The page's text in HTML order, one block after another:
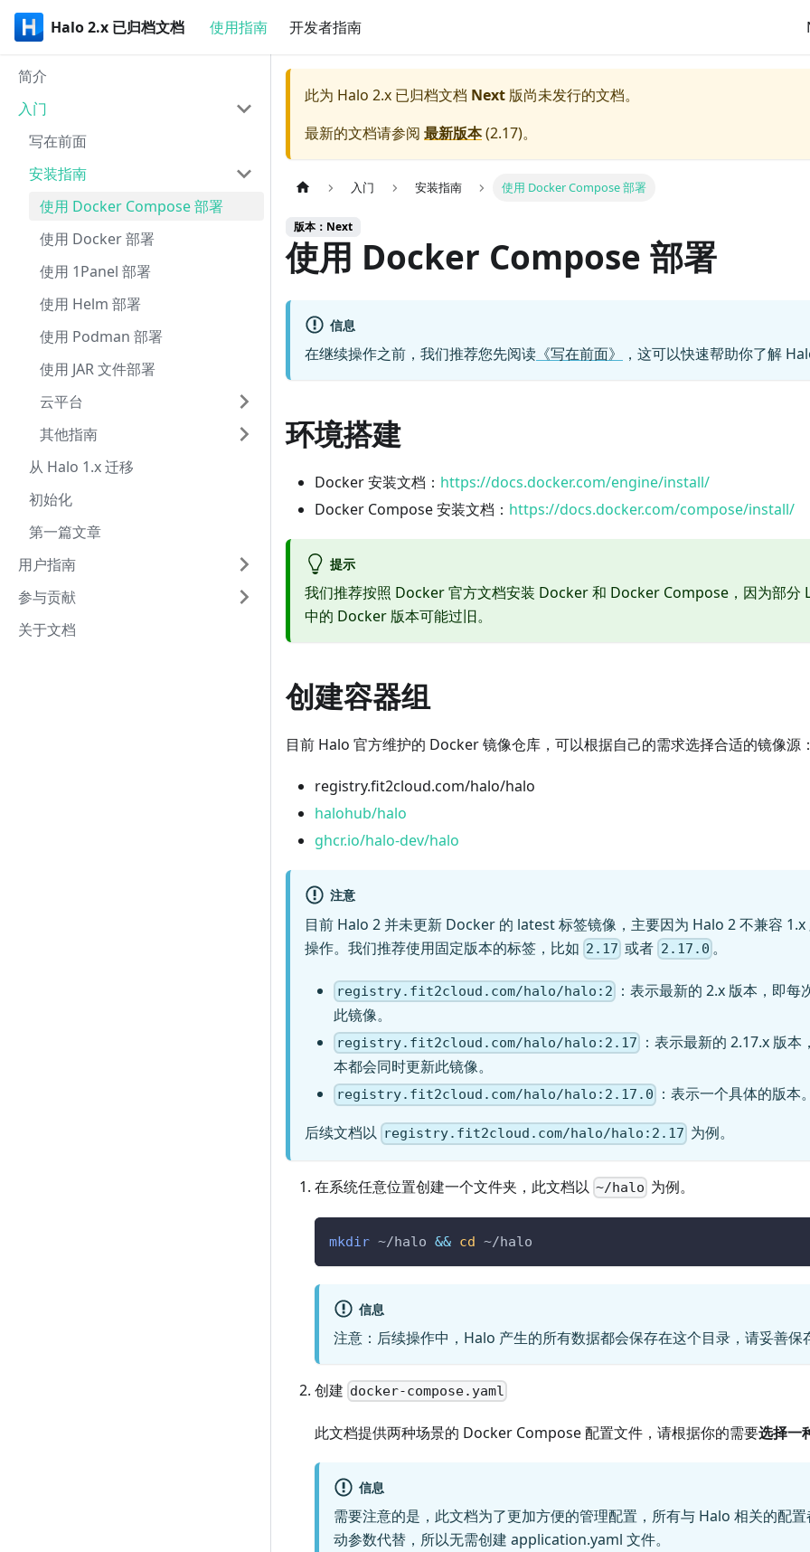
Halo 2.x 已归档文档 使用指南 开发者指南
简介
入门
写在前面
安装指南
使用 Docker Compose 部署
使用 Docker 部署
使用 1Panel 部署
使用 Helm 部署
使用 Podman 部署
使用 JAR 文件部署
云平台
其他指南
从 Halo 1.x 迁移
初始化
第一篇文章
用户指南
参与贡献
关于文档
此为 Halo 2.x 已归档文档 Next 版尚未发行的文档。
最新的文档请参阅 最新版本(2.17)。
入门 安装指南 使用 Docker Compose 部署
版本：Next
使用 Docker Compose 部署
信息
在继续操作之前，我们推荐您先阅读 《写在前面》 ，这可以快速帮助你了解
环境搭建
Docker 安装文档： https://docs.docker.com/engine/install/
Docker Compose 安装文档： https://docs.docker.com/compose/install/
提示
我们推荐按照 Docker 官方文档安装 Docker 和 Docker Compose，因为部分
中的 Docker 版本可能过旧。
创建容器组
目前 Halo 官方维护的 Docker 镜像仓库，可以根据自己的需求选择合适的镜像源：
registry.fit2cloud.com/halo/halo
halohub/halo
ghcr.io/halo-dev/halo
注意
目前 Halo 2 并未更新 Docker 的 latest 标签镜像，主要因为 Halo 2 不兼容
操作。我们推荐使用固定版本的标签，比如 2.17 或者 2.17.0 。
registry.fit2cloud.com/halo/halo:2
：表示最新的 2.x 版本，即
此镜像。
registry.fit2cloud.com/halo/halo:2.17
：表示最新的 2.17.x 版
本都会同时更新此镜像。
registry.fit2cloud.com/halo/halo:2.17.0
：表示一个具体的版本。
后续文档以 registry.fit2cloud.com/halo/halo:2.17 为例。
在系统任意位置创建一个文件夹，此文档以 ~/halo 为例。
mkdir ~/halo && cd ~/halo
信息
注意：后续操作中，Halo 产生的所有数据都会保存在这个目录，请妥善保
创建 docker-compose.yaml
此文档提供两种场景的 Docker Compose 配置文件，请根据你的需要选择一
信息
需要注意的是，此文档为了更加方便的管理配置，所有与 Halo 相关的配
动参数代替，所以无需创建 application.yaml 文件。